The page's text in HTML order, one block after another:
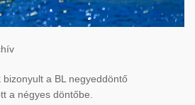
a BL negyeddöntő
a négyes döntőbe.